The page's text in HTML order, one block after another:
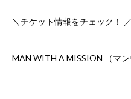
＼チケット情報をチェック！ ／
MAN WITH A MISSION （マ